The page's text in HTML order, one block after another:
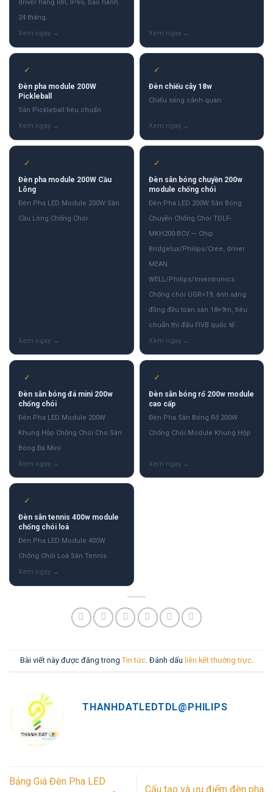
driver hãng lớn, IP65, bảo hành
24 tháng.
✓
Đèn pha module 200W
Pickleball
Sân Pickleball tiêu chuẩn
✓
Đèn chiếu cây 18w
Chiếu sáng cảnh quan
✓
Đèn pha module 200W Cầu
Lông
Đèn Pha LED Module 200W Sân
Cầu Lông Chống Chói
✓
Đèn sân bóng chuyền 200w
module chống chói
Đèn Pha LED 200W Sân Bóng
Chuyền Chống Chói TDLF-
MKH200-BCV — Chip
Bridgelux/Philips/Cree, driver
MEAN
WELL/Philips/Inventronics.
Chống chói UGR<19, ánh sáng
đồng đều toàn sân 18×9m, tiêu
chuẩn thi đấu FIVB quốc tế
✓
Đèn sân bóng đá mini 200w
chống chói
Đèn Pha LED Module 200W
Khung Hộp Chống Chói Cho Sân
Bóng Đá Mini
✓
Đèn sân bóng rổ 200w module
cao cấp
Đèn Pha Sân Bóng Rổ 200W
Chống Chói Module Khung Hộp
✓
Đèn sân tennis 400w module
chống chói loá
Đèn Pha LED Module 400W
Chống Chói Loá Sân Tennis
Bài viết này được đăng trong Tin tức. Đánh dấu liên kết thường trực.
THANHDATLEDTDL@PHILIPS
Bảng Giá Đèn Pha LED
Cấu tạo và ưu điểm đèn pha